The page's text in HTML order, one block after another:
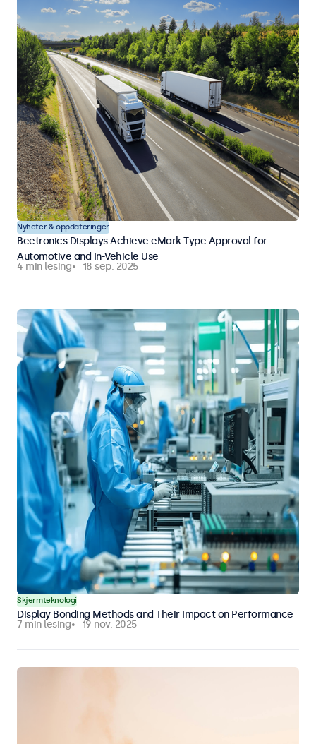
Nyheter & oppdateringer
Beetronics Displays Achieve eMark Type Approval for
Automotive and In-Vehicle Use
4 min lesing
18 sep. 2025
Skjermteknologi
Display Bonding Methods and Their Impact on Performance
7 min lesing
19 nov. 2025